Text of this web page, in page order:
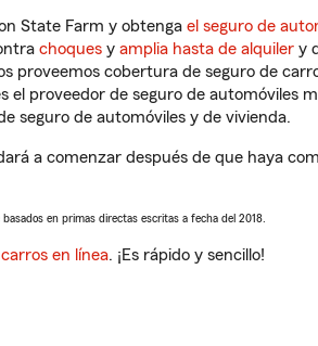
State Farm y obtenga el seguro de
choques y amplia hasta de alquiler y
proveemos cobertura de seguro de
el proveedor de seguro de automóviles
seguro de automóviles y de vivienda.
a comenzar después de que haya
en primas directas escritas a fecha del 2018.
en línea. ¡Es rápido y sencillo!